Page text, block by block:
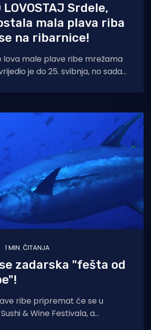
LOVOSTAJ Srdele,
mala plava riba
na ribarnice!
lova male plave ribe mrežama
je do 25. svibnja, no sada
1 MIN. ČITANJA
zadarska "fešta od
ribe pripremat će se u
& Wine Festivala, a